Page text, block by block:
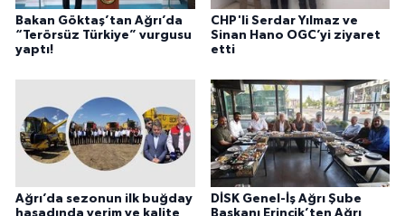
Bakan Göktaş’tan Ağrı’da
“Terörsüz Türkiye” vurgusu
yaptı!
CHP'li Serdar Yılmaz ve
Sinan Hano OGC’yi ziyaret
etti
Ağrı’da sezonun ilk buğday
hasadında verim ve kalite
DİSK Genel-İş Ağrı Şube
Başkanı Erincik’ten Ağrı